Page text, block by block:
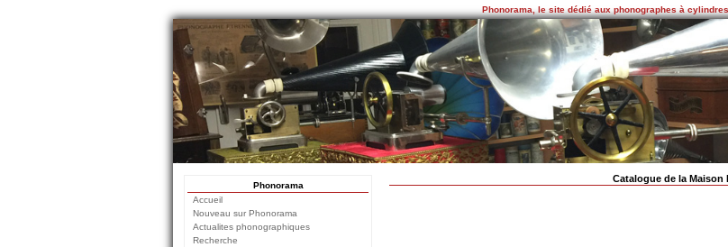
Phonorama, le site dédié aux phonographes à cylindres
Phonorama
Accueil
Nouveau sur Phonorama
Actualites phonographiques
Recherche
Catalogue de la Maison